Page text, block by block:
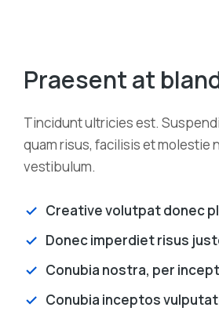
Praesent at
Tincidunt ultricies est.
quam risus, facilisis et molestie
vestibulum.
Creative volutpat donec
Donec imperdiet risus
Conubia nostra, per
Conubia inceptos